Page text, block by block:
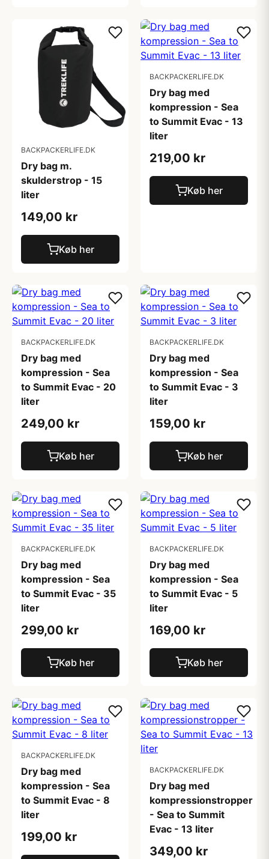
BACKPACKERLIFE.DK
Dry bag m.
skulderstrop - 15
liter
149,00 kr
Køb her
BACKPACKERLIFE.DK
Dry bag med
kompression - Sea
to Summit Evac - 13
liter
219,00 kr
Køb her
BACKPACKERLIFE.DK
Dry bag med
kompression - Sea
to Summit Evac - 20
liter
249,00 kr
Køb her
BACKPACKERLIFE.DK
Dry bag med
kompression - Sea
to Summit Evac - 3
liter
159,00 kr
Køb her
BACKPACKERLIFE.DK
Dry bag med
kompression - Sea
to Summit Evac - 35
liter
299,00 kr
Køb her
BACKPACKERLIFE.DK
Dry bag med
kompression - Sea
to Summit Evac - 5
liter
169,00 kr
Køb her
BACKPACKERLIFE.DK
Dry bag med
kompression - Sea
to Summit Evac - 8
liter
199,00 kr
BACKPACKERLIFE.DK
Dry bag med
kompressionstropper
- Sea to Summit
Evac - 13 liter
349,00 kr